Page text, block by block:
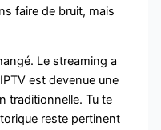
faire de bruit, mais
Le streaming a
est devenue une
traditionnelle. Tu te
reste pertinent